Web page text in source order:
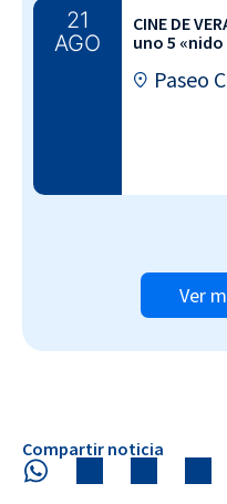
21
AGO
CINE DE
uno 5
Paseo
Ver
Compartir noticia